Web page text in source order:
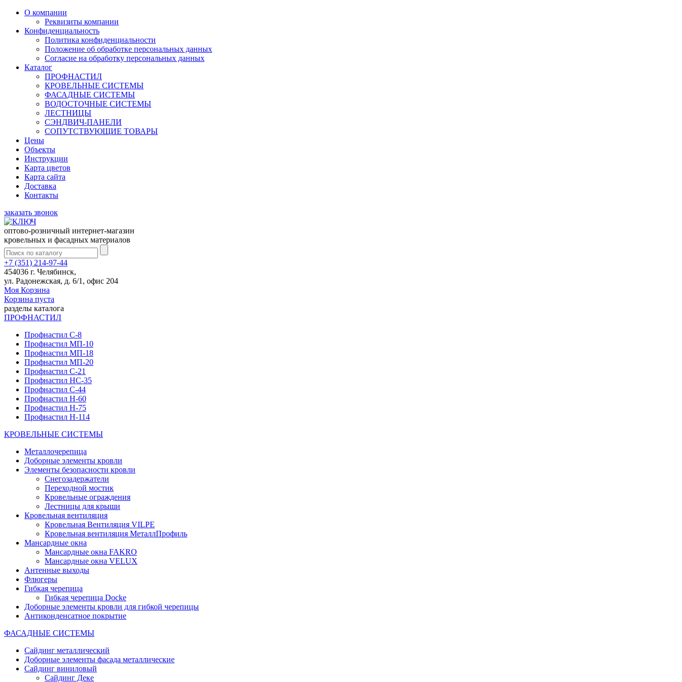
О компании
Реквизиты компании
Конфиденциальность
Политика конфиденциальности
Положение об обработке персональных данных
Согласие на обработку персональных данных
Каталог
ПРОФНАСТИЛ
КРОВЕЛЬНЫЕ СИСТЕМЫ
ФАСАДНЫЕ СИСТЕМЫ
ВОДОСТОЧНЫЕ СИСТЕМЫ
ЛЕСТНИЦЫ
СЭНДВИЧ-ПАНЕЛИ
СОПУТСТВУЮЩИЕ ТОВАРЫ
Цены
Объекты
Инструкции
Карта цветов
Карта сайта
Доставка
Контакты
заказать звонок
оптово-розничный интернет-магазин
кровельных и фасадных материалов
+7 (351) 214-97-44
454036 г. Челябинск,
ул. Радонежская, д. 6/1, офис 204
Моя Корзина
Корзина пуста
разделы каталога
ПРОФНАСТИЛ
Профнастил С-8
Профнастил МП-10
Профнастил МП-18
Профнастил МП-20
Профнастил С-21
Профнастил НС-35
Профнастил С-44
Профнастил Н-60
Профнастил Н-75
Профнастил Н-114
КРОВЕЛЬНЫЕ СИСТЕМЫ
Металлочерепица
Доборные элементы кровли
Элементы безопасности кровли
Снегозадержатели
Переходной мостик
Кровельные ограждения
Лестницы для крыши
Кровельная вентиляция
Кровельная Вентиляция VILPE
Кровельная вентиляция МеталлПрофиль
Мансардные окна
Мансардные окна FAKRO
Мансардные окна VELUX
Антенные выходы
Флюгеры
Гибкая черепица
Гибкая черепица Docke
Доборные элементы кровли для гибкой черепицы
Антиконденсатное покрытие
ФАСАДНЫЕ СИСТЕМЫ
Сайдинг металлический
Доборные элементы фасада металлические
Сайдинг виниловый
Сайдинг Деке